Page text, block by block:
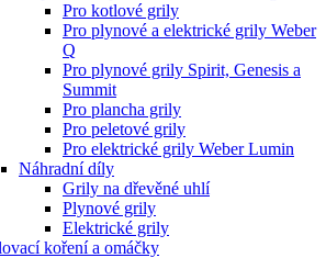
Pro kotlové grily
Pro plynové a elektrické grily Weber
Q
Pro plynové grily Spirit, Genesis a
Summit
Pro plancha grily
Pro peletové grily
Pro elektrické grily Weber Lumin
Náhradní díly
Grily na dřevěné uhlí
Plynové grily
Elektrické grily
koření a omáčky